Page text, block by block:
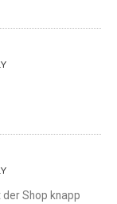
Shop knapp